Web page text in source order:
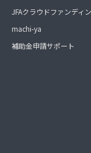
JFAクラウドファンディ
machi-ya
補助金申請サポート